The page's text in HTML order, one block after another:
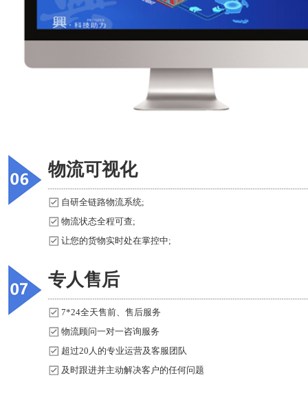
物流可视化
自研全链路物流系统;
物流状态全程可查;
让您的货物实时处在掌控中;
专人售后
7*24全天售前、售后服务
物流顾问一对一咨询服务
超过20人的专业运营及客服团队
及时跟进并主动解决客户的任何问题